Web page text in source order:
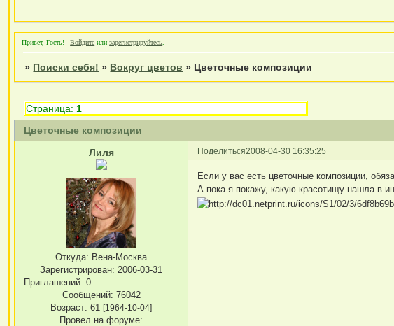
Привет, Гость! Войдите илизарегистрируйтесь
» Поиски себя! » Вокруг цветов » Цветочные композиции
Цветочные композиции
Страница: 1
Поделиться2008-04-30 16:35:25
Лиля
Откуда: Вена-Москва
Зарегистрирован: 2006-03-31
Приглашений: 0
Сообщений: 76042
Возраст: 61[1964-10-04]
Провел на форуме:
Если у вас есть цветочные композиции,
А пока я покажу, какую красотищу нашла в